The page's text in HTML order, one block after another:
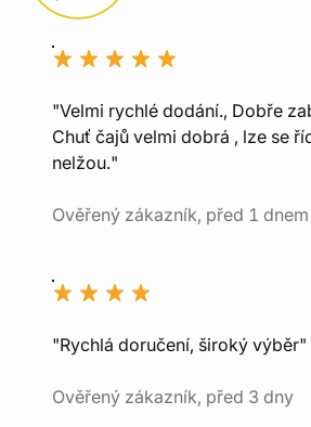
"Velmi rychlé dodání., Dobře
Chuť čajů velmi dobrá , lze se
nelžou."
Ověřený zákazník, před 1 dnem
"Rychlá doručení, široký výběr"
Ověřený zákazník, před 3 dny